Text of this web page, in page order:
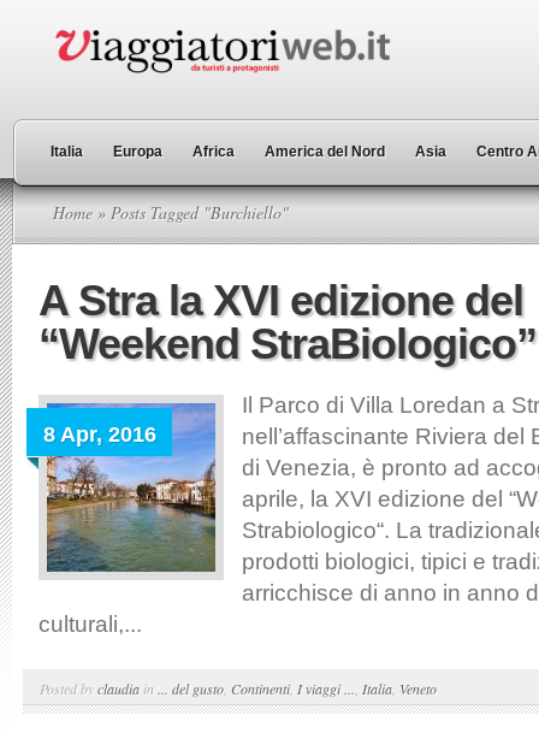
Italia Europa Africa America del Nord Asia Centro
Home » Posts Tagged "Burchiello"
A Stra la XVI edizione del
“Weekend StraBiologico”
8 Apr, 2016
Il Parco di Villa Loredan a
nell’affascinante Riviera del
di Venezia, è pronto ad
aprile, la XVI edizione del
Strabiologico“. La
prodotti biologici, tipici e
arricchisce di anno in anno
culturali,...
Posted byclaudia in ... del gusto Continenti, I viaggi ... Italia Veneto